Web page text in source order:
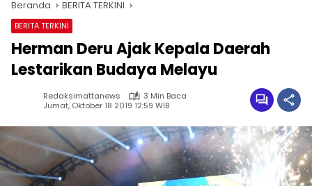
Beranda BERITA TERKINI
BERITA TERKINI
Herman Deru Ajak Kepala Daerah
Lestarikan Budaya Melayu
Redaksimattanews
3 Min Baca
Jumat, Oktober 18 2019 12:59 WIB